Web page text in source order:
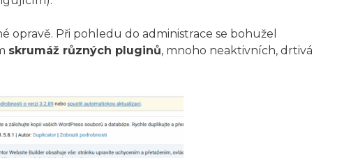
opravě. Při pohledu do administrace se bohužel
skrumáž různých pluginů, mnoho neaktivních, drtivá